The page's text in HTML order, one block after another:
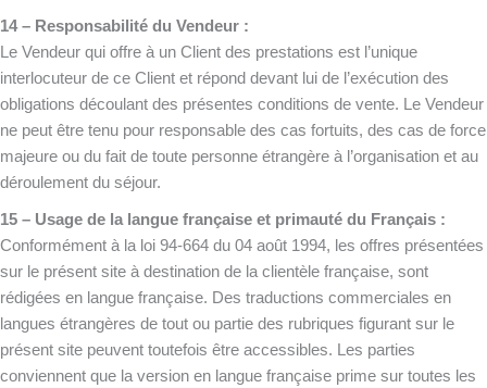
14 – Responsabilité du Vendeur :
Le Vendeur qui offre à un Client des prestations est l’unique
interlocuteur de ce Client et répond devant lui de l’exécution des
obligations découlant des présentes conditions de vente. Le Vendeur
ne peut être tenu pour responsable des cas fortuits, des cas de force
majeure ou du fait de toute personne étrangère à l’organisation et au
déroulement du séjour.
15 – Usage de la langue française et primauté du Français :
Conformément à la loi 94-664 du 04 août 1994, les offres présentées
sur le présent site à destination de la clientèle française, sont
rédigées en langue française. Des traductions commerciales en
langues étrangères de tout ou partie des rubriques figurant sur le
présent site peuvent toutefois être accessibles. Les parties
conviennent que la version en langue française prime sur toutes les